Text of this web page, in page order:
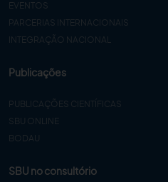
EVENTOS
PARCERIAS INTERNACIONAIS
INTEGRAÇÃO NACIONAL
Publicações
PUBLICAÇÕES CIENTÍFICAS
SBU ONLINE
BODAU
SBU no consultório